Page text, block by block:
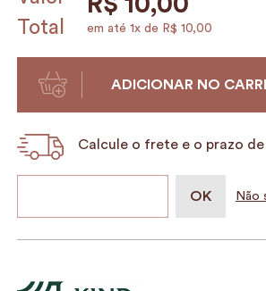
Total
em até 1x de R$ 10,00
ADICIONAR NO
Calcule o frete e o prazo
Não